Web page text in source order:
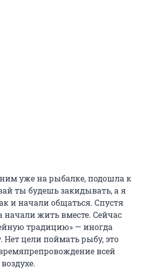
уже на рыбалке, подошла к
ты будешь закидывать, а я
и начали общаться. Спустя
начали жить вместе. Сейчас
традицию» — иногда
Нет цели поймать рыбу, это
всей